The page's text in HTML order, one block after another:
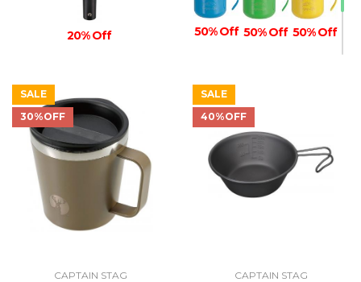
20% Off 50% Off 50% Off 50% Off
50% Off
SALE
30%OFF
CAPTAIN STAG
SALE
40%OFF
CAPTAIN STAG